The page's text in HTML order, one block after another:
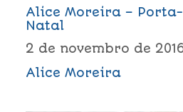
Alice Moreira –
Natal
2 de novembro de
Alice Moreira